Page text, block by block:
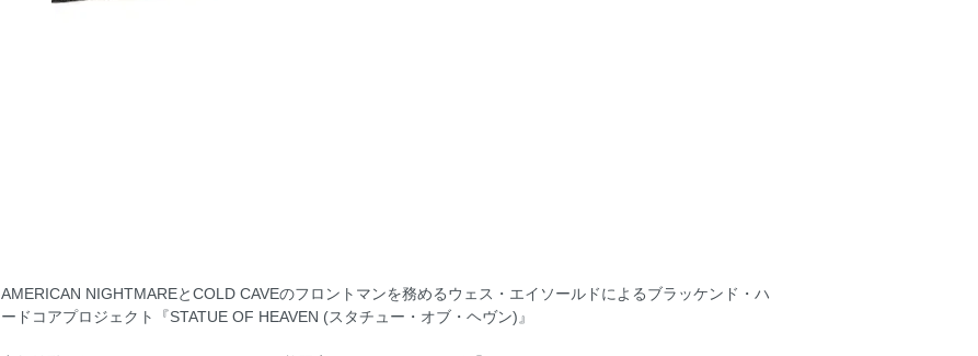
AMERICAN NIGHTMAREとCOLD CAVEのフロントマンを務めるウェス・エイソールドによるブラッケンド・ハ
ードコアプロジェクト『STATUE OF HEAVEN (スタチュー・オブ・ヘヴン)』